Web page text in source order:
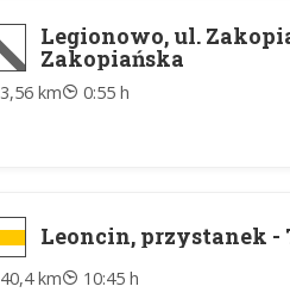
Legionowo, ul.
Zakopiańska
3,56 km 0:55 h
Leoncin, przystanek -
40,4 km 10:45 h